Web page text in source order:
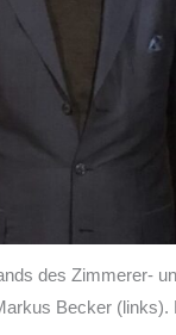
des Zimmerer-
Becker